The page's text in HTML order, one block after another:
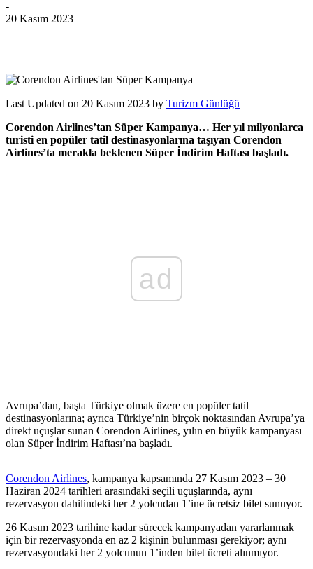
-
20 Kasım 2023
Last Updated on 20 Kasım 2023 by Turizm Günlüğü
Corendon Airlines’tan Süper Kampanya… Her yıl milyonlarca
turisti en popüler tatil destinasyonlarına taşıyan Corendon
Airlines’ta merakla beklenen Süper İndirim Haftası başladı.
ad
Avrupa’dan, başta Türkiye olmak üzere en popüler tatil
destinasyonlarına; ayrıca Türkiye’nin birçok noktasından Avrupa’ya
direkt uçuşlar sunan Corendon Airlines, yılın en büyük kampanyası
olan Süper İndirim Haftası’na başladı.
Corendon Airlines, kampanya kapsamında 27 Kasım 2023 – 30
Haziran 2024 tarihleri arasındaki seçili uçuşlarında, aynı
rezervasyon dahilindeki her 2 yolcudan 1’ine ücretsiz bilet sunuyor.
26 Kasım 2023 tarihine kadar sürecek kampanyadan yararlanmak
için bir rezervasyonda en az 2 kişinin bulunması gerekiyor; aynı
rezervasyondaki her 2 yolcunun 1’inden bilet ücreti alınmıyor.